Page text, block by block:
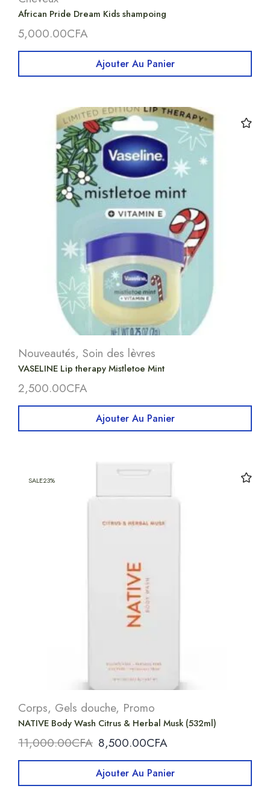
African Pride Dream Kids shampoing
5,000.00CFA
Ajouter Au Panier
Nouveautés, Soin des lèvres
VASELINE Lip therapy Mistletoe Mint
2,500.00CFA
Ajouter Au Panier
SALE23%
Corps, Gels douche, Promo
NATIVE Body Wash Citrus & Herbal Musk (532ml)
11,000.00CFA 8,500.00CFA
Ajouter Au Panier